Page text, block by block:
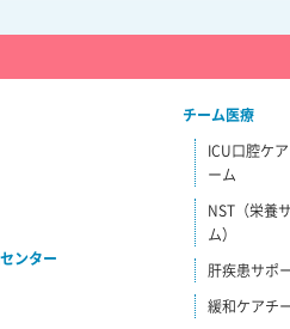
ンター
チーム医療
ICU口腔ケ
ーム
NST（栄養
ム）
肝疾患サポ
緩和ケアチ